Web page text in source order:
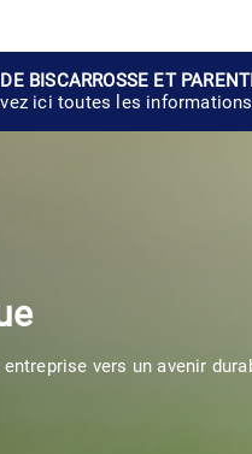
BISCARROSSE ET
ici toutes les
vers un avenir